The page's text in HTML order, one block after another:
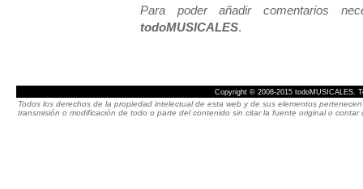
Para poder añadir comentarios
todoMUSICALES.
Copyright © 2008-2015 todoMUSICALES.
Todos los derechos de la propiedad intelectual de esta web y de sus elementos
transmisión o modificación de todo o parte del contenido sin citar la fuente original o